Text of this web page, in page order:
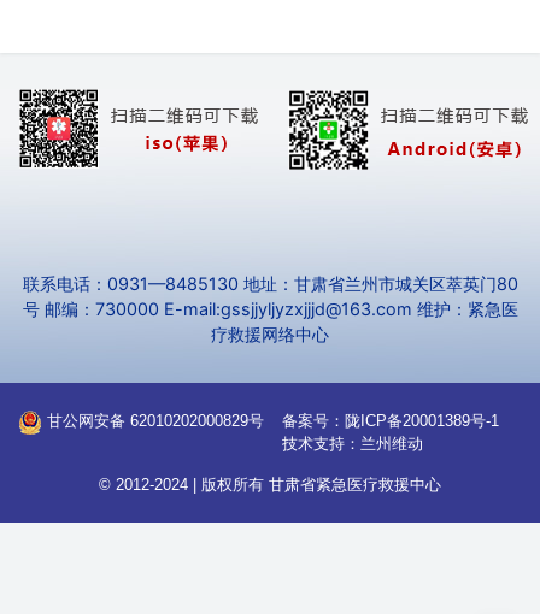
联系电话：0931—8485130 地址：甘肃省兰州市城关区萃英门80
号 邮编：730000 E-mail:gssjjyljyzxjjjd@163.com 维护：紧急医
疗救援网络中心
甘公网安备 62010202000829号 备案号： 陇ICP备20001389号-1
技术支持： 兰州维动
© 2012-2024 | 版权所有 甘肃省紧急医疗救援中心